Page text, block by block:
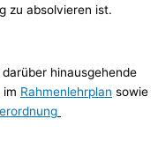
zu absolvieren ist.
hinausgehende
im Rahmenlehrplan sowie